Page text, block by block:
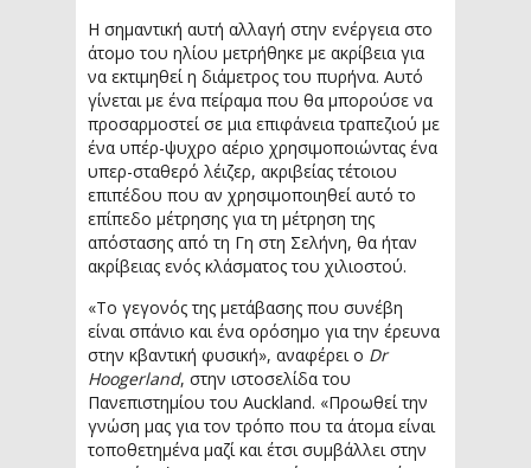
Η σημαντική αυτή αλλαγή στην ενέργεια στο
άτομο του ηλίου μετρήθηκε με ακρίβεια για
να εκτιμηθεί η διάμετρος του πυρήνα. Αυτό
γίνεται με ένα πείραμα που θα μπορούσε να
προσαρμοστεί σε μια επιφάνεια τραπεζιού με
ένα υπέρ-ψυχρο αέριο χρησιμοποιώντας ένα
υπερ-σταθερό λέιζερ, ακριβείας τέτοιου
επιπέδου που αν χρησιμοποιηθεί αυτό το
επίπεδο μέτρησης για τη μέτρηση της
απόστασης από τη Γη στη Σελήνη, θα ήταν
ακρίβειας ενός κλάσματος του χιλιοστού.
«Το γεγονός της μετάβασης που συνέβη
είναι σπάνιο και ένα ορόσημο για την έρευνα
στην κβαντική φυσική», αναφέρει ο Dr
Hoogerland, στην ιστοσελίδα του
Πανεπιστημίου του Auckland. «Προωθεί την
γνώση μας για τον τρόπο που τα άτομα είναι
τοποθετημένα μαζί και έτσι συμβάλλει στην